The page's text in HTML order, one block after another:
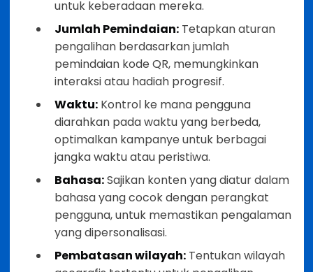
untuk keberadaan mereka.
Jumlah Pemindaian:Tetapkan aturan
pengalihan berdasarkan jumlah
pemindaian kode QR, memungkinkan
interaksi atau hadiah progresif.
Waktu:Kontrol ke mana pengguna
diarahkan pada waktu yang berbeda,
optimalkan kampanye untuk berbagai
jangka waktu atau peristiwa.
Bahasa:Sajikan konten yang diatur dalam
bahasa yang cocok dengan perangkat
pengguna, untuk memastikan pengalaman
yang dipersonalisasi.
Pembatasan wilayah:Tentukan wilayah